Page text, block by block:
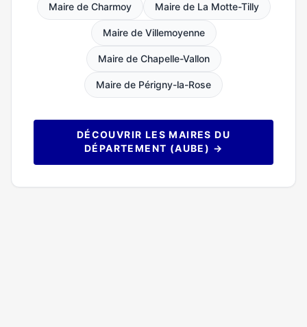
Maire de Charmoy Maire de La Motte-Tilly
Maire de Villemoyenne
Maire de Chapelle-Vallon
Maire de Périgny-la-Rose
DÉCOUVRIR LES MAIRES DU
DÉPARTEMENT (AUBE) →